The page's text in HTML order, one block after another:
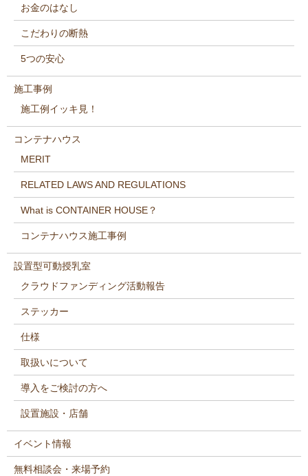
お金のはなし
こだわりの断熱
5つの安心
施工事例
施工例イッキ見！
コンテナハウス
MERIT
RELATED LAWS AND REGULATIONS
What is CONTAINER HOUSE？
コンテナハウス施工事例
設置型可動授乳室
クラウドファンディング活動報告
ステッカー
仕様
取扱いについて
導入をご検討の方へ
設置施設・店舗
イベント情報
無料相談会・来場予約